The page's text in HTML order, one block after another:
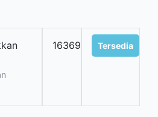
16369 Tersedia